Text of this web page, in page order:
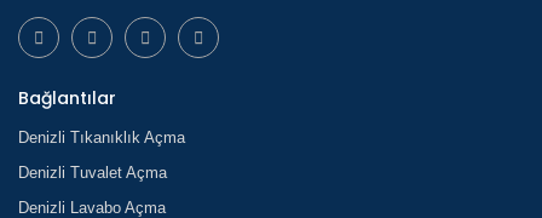
Bağlantılar
Denizli Tıkanıklık Açma
Denizli Tuvalet Açma
Denizli Lavabo Açma